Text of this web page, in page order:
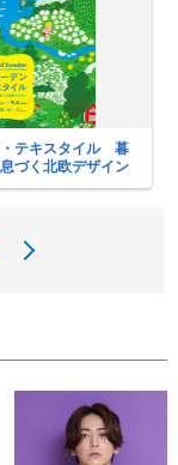
・テキスタイル 暮
づく北欧デザイン